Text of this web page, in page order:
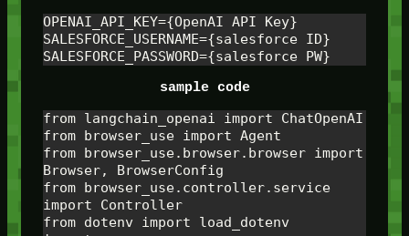
OPENAI_API_KEY={OpenAI API Key}
SALESFORCE_USERNAME={salesforce ID}
SALESFORCE_PASSWORD={salesforce PW}
sample code
from langchain_openai import ChatOpenAI
from browser_use import Agent
from browser_use.browser.browser import
Browser, BrowserConfig
from browser_use.controller.service
import Controller
from dotenv import load_dotenv